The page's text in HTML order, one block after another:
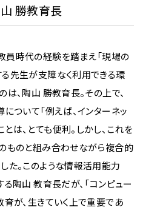
勝教育長
員時代の経験を踏まえ「現場の
先生が支障なく利用できる環
、陶山 勝教育長。その上で、
ついて「例えば、インターネッ
は、とても便利。しかし、これを
ものと組み合わせながら複合的
た。このような情報活用能力
陶山 教育長だが、「コンピュー
が、生きていく上で重要であ